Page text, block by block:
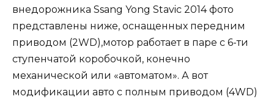
внедорожника Ssang Yong Stavic 2014 фото
представлены ниже, оснащенных передним
приводом (2WD),мотор работает в паре с 6-ти
ступенчатой коробочкой, конечно
механической или «автоматом». А вот
модификации авто с полным приводом (4WD)